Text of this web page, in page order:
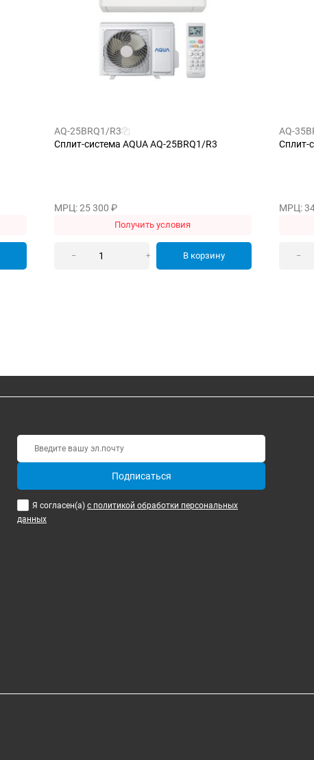
AQ-25BRQ1/R3
Сплит-система AQUA AQ-25BRQ1/R3
МРЦ: 25 300 ₽
Получить условия
– + В корзину
AQ-
Сплит-
МРЦ:
–
Подписаться
Я согласен(a) с политикой обработки персональных
данных